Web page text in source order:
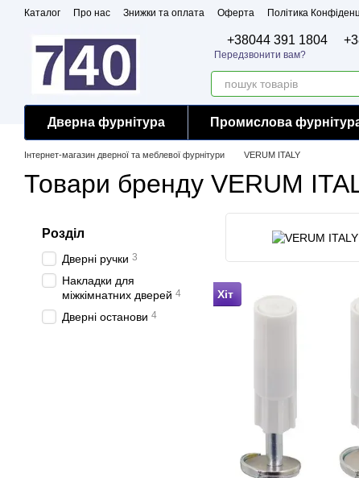
Перейти до основного контенту
Каталог Про нас Знижки та оплата Оферта Політика
+38044 391 1804
Передзвонити вам?
Дверна фурнітура Промислова
Інтернет-магазин дверної та меблевої фурнітури VERUM ITALY
Товари бренду VERUM
Хіт
Розділ
Дверні ручки 3
Накладки для
міжкімнатних дверей 4
Дверні останови 4